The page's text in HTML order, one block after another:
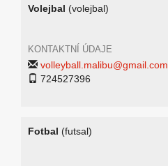
Volejbal (volejbal)
KONTAKTNÍ ÚDAJE
volleyball.malibu@gmail.com
724527396
Fotbal (futsal)